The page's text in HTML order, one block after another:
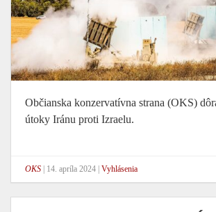
Občianska konzervatívna strana (OKS)
útoky Iránu proti Izraelu.
OKS 14. apríla 2024 Vyhlásenia